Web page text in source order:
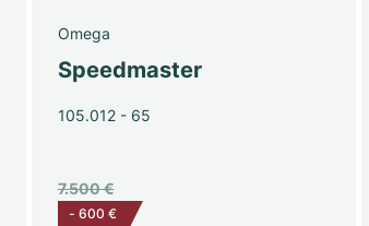
Omega
Speedmaster
105.012 - 65
7.500 €
- 600 €